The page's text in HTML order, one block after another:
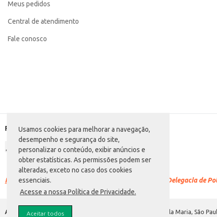
Usamos cookies para melhorar a navegação,
desempenho e segurança do site,
personalizar o conteúdo, exibir anúncios e
obter estatísticas. As permissões podem ser
alteradas, exceto no caso dos cookies
essenciais.
Acesse a nossa Política de Privacidade.
Aceitar todos
Categoria: Refrigerante cola
EAN: 7898949352006
Meus pedidos
Central de atendimento
Fale conosco
Formas de pagamento
Racismo é crime. Denuncie. Disque 100 ou procure a Delegacia de
Atacadão S.A. Avenida Morvan Dias de Figueiredo, 6169, Vila Maria, São